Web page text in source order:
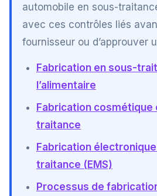
automobile en sous-
avec ces contrôles liés
fournisseur ou d’approuver
Fabrication en sous-
l’alimentaire
Fabrication cosmétique
traitance
Fabrication
traitance (EMS)
Processus de